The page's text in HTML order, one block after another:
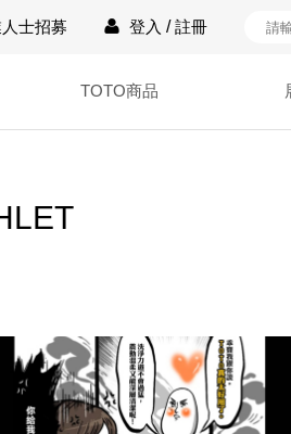
士招募 登入 /註冊
TOTO商品